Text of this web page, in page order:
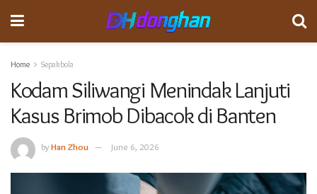
Home Sepakbola
Kodam Siliwangi Menindak Lanjuti
Kasus Brimob Dibacok di Banten
byHan Zhou June 6, 2026